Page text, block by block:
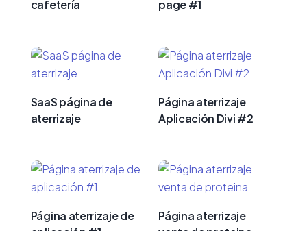
cafetería
page #1
SaaS página de
aterrizaje
Página aterrizaje
Aplicación Divi #2
Página aterrizaje de
Página aterrizaje